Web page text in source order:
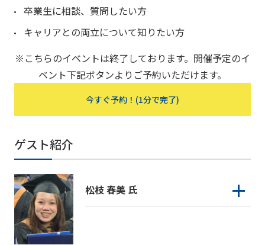
卒業生に相談、質問したい方
キャリアとの両立について知りたい方
※こちらのイベントは終了しております。開催予定のイ
ベント下記ボタンよりご予約いただけます。
今すぐ予約！(1分で完了)
ゲスト紹介
松枝 春美 氏